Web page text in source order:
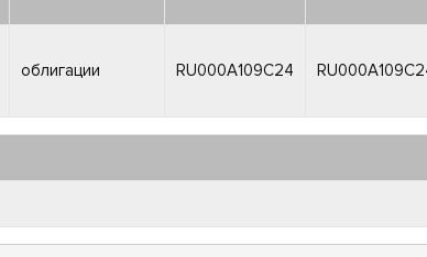
облигации RU000A109C24